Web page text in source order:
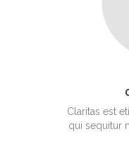
Claritas est
qui sequitur